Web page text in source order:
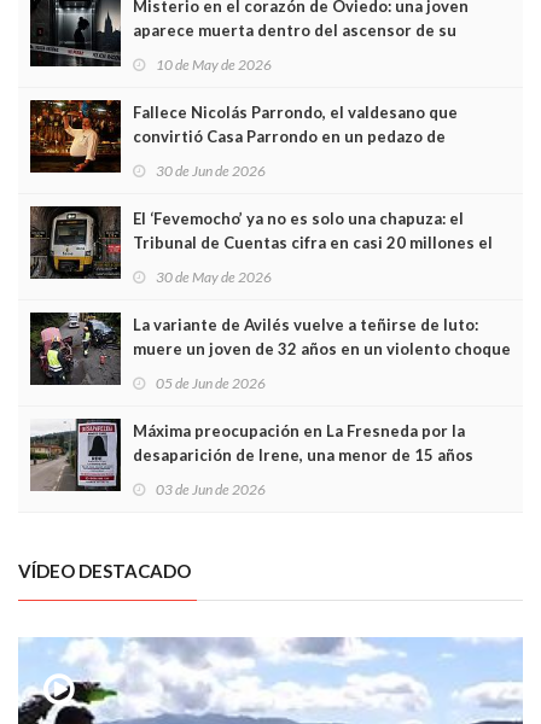
Misterio en el corazón de Oviedo: una joven
aparece muerta dentro del ascensor de su
edificio y las cámaras captan sus últimos minutos
10 de May de 2026
Fallece Nicolás Parrondo, el valdesano que
convirtió Casa Parrondo en un pedazo de
Asturias en Madrid
30 de Jun de 2026
El ‘Fevemocho’ ya no es solo una chapuza: el
Tribunal de Cuentas cifra en casi 20 millones el
sobrecoste de los trenes que no cabían por los
30 de May de 2026
La variante de Avilés vuelve a teñirse de luto:
muere un joven de 32 años en un violento choque
frontal
05 de Jun de 2026
Máxima preocupación en La Fresneda por la
desaparición de Irene, una menor de 15 años
03 de Jun de 2026
VÍDEO DESTACADO